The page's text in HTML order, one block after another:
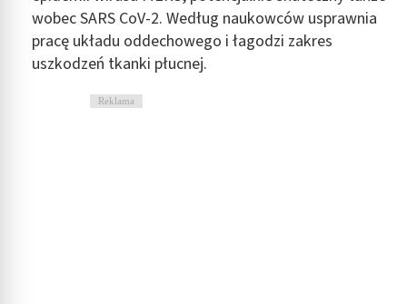
wobec SARS CoV-2. Według naukowców usprawnia
pracę układu oddechowego i łagodzi zakres
uszkodzeń tkanki płucnej.
Reklama